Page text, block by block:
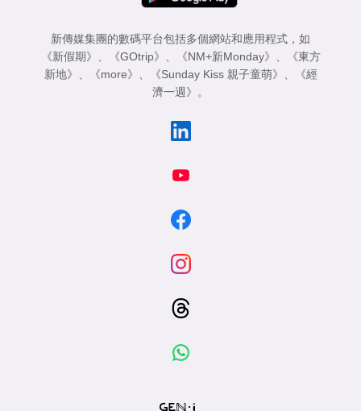
新傳媒集團的數碼平台包括多個網站和應用程式，如
《新假期》
《GOtrip》 《NM+新Monday》
《東方
新地》
《more》 《Sunday Kiss 親子童萌》
《經
濟一週》
。